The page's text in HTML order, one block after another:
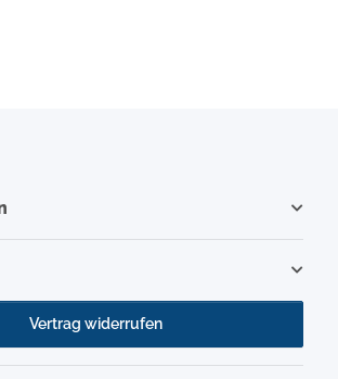
Vertrag widerrufen